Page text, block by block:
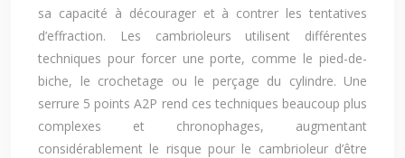
sa capacité à décourager et à contrer les tentatives
d’effraction. Les cambrioleurs utilisent différentes
techniques pour forcer une porte, comme le pied-de-
biche, le crochetage ou le perçage du cylindre. Une
serrure 5 points A2P rend ces techniques beaucoup plus
complexes et chronophages, augmentant
considérablement le risque pour le cambrioleur d’être